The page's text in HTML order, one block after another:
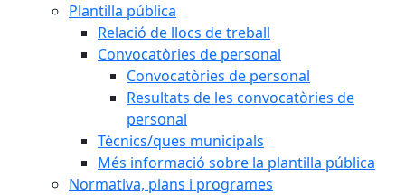
Plantilla pública
Relació de llocs de treball
Convocatòries de personal
Convocatòries de personal
Resultats de les convocatòries de
personal
Tècnics/ques municipals
Més informació sobre la plantilla pública
Normativa, plans i programes